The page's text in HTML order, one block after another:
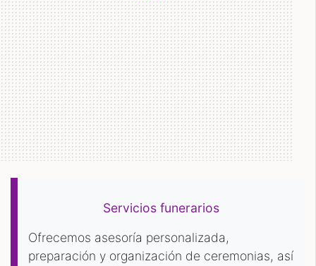
Servicios funerarios
Ofrecemos asesoría personalizada,
preparación y organización de ceremonias, así